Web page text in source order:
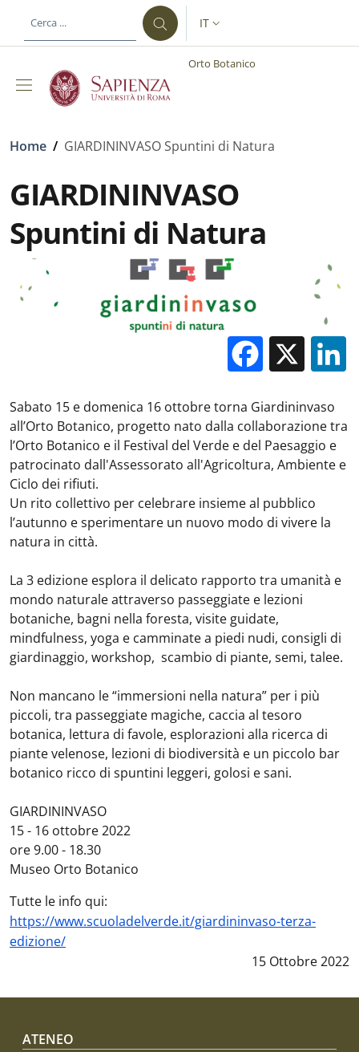
al contenuto principale
SELETTORE LINGUA:
IT
Orto Botanico
Briciole di pane
Home / GIARDININVASO Spuntini di Natura
GIARDININVASO
Spuntini di Natura
X
Sabato 15 e domenica 16 ottobre torna Giardininvaso
all’Orto Botanico, progetto nato dalla collaborazione tra
l’Orto Botanico e il Festival del Verde e del Paesaggio e
patrocinato dall'Assessorato all'Agricoltura, Ambiente e
Ciclo dei rifiuti.
Un rito collettivo per celebrare insieme al pubblico
l’autunno e sperimentare un nuovo modo di vivere la
natura in città.
La 3 edizione esplora il delicato rapporto tra umanità e
mondo naturale attraverso passeggiate e lezioni
botaniche, bagni nella foresta, visite guidate,
mindfulness, yoga e camminate a piedi nudi, consigli di
giardinaggio, workshop, scambio di piante, semi, talee.
Non mancano le “immersioni nella natura” per i più
piccoli, tra passeggiate magiche, caccia al tesoro
botanica, lettura di favole, esplorazioni alla ricerca di
piante velenose, lezioni di biodiversità e un piccolo bar
botanico ricco di spuntini leggeri, golosi e sani.
GIARDININVASO
15 - 16 ottobre 2022
ore 9.00 - 18.30
Museo Orto Botanico
Tutte le info qui:
https://www.scuoladelverde.it/giardininvaso-terza-
edizione/
Data notizia:
15 Ottobre 2022
Footer menu
ATENEO